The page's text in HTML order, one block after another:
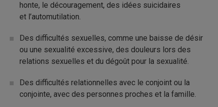
honte, le découragement, des idées suicidaires
et l’automutilation.
Des difficultés sexuelles, comme une baisse de désir
ou une sexualité excessive, des douleurs lors des
relations sexuelles et du dégoût pour la sexualité.
Des difficultés relationnelles avec le conjoint ou la
conjointe, avec des personnes proches et la famille.